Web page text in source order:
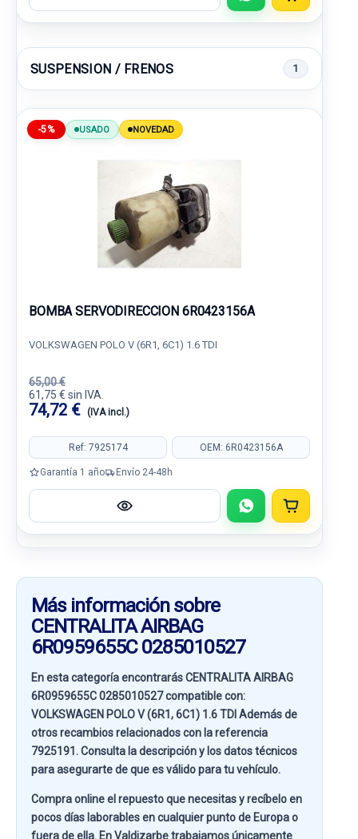
SUSPENSION / FRENOS 1
-5% USADO NOVEDAD
BOMBA SERVODIRECCION 6R0423156A
VOLKSWAGEN POLO V (6R1, 6C1) 1.6 TDI
65,00 €
61,75 € sin IVA.
74,72 € (IVA incl.)
Ref: 7925174 OEM: 6R0423156A
Garantía 1 año Envío 24-48h
Más información sobre
CENTRALITA AIRBAG
6R0959655C 0285010527
En esta categoría encontrarás CENTRALITA AIRBAG
6R0959655C 0285010527 compatible con:
VOLKSWAGEN POLO V (6R1, 6C1) 1.6 TDI Además de
otros recambios relacionados con la referencia
7925191 . Consulta la descripción y los datos técnicos
para asegurarte de que es válido para tu vehículo.
Compra online el repuesto que necesitas y recíbelo en
pocos días laborables en cualquier punto de Europa o
fuera de ella. EnValdizarbetrabajamos únicamente